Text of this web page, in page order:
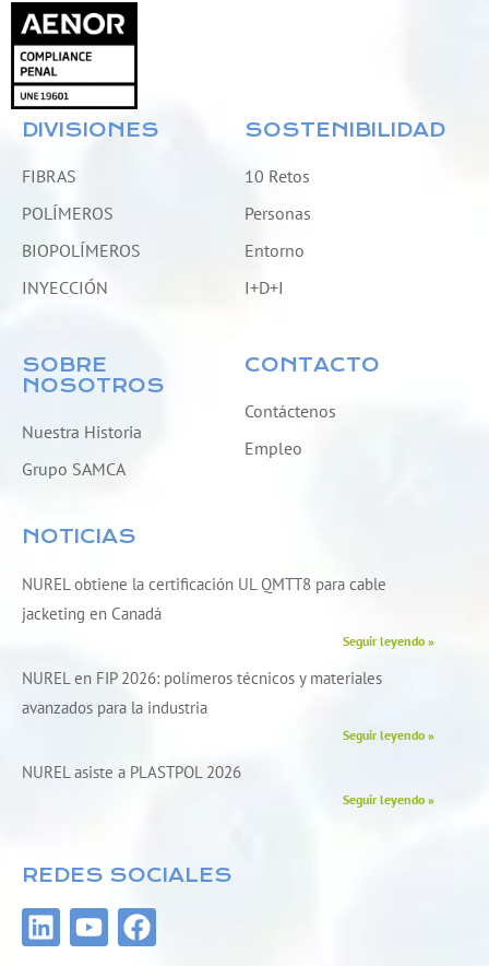
DIVISIONES
FIBRAS
POLÍMEROS
BIOPOLÍMEROS
INYECCIÓN
SOBRE
NOSOTROS
Nuestra Historia
Grupo SAMCA
SOSTENIBILIDAD
10 Retos
Personas
Entorno
I+D+I
CONTACTO
Contáctenos
Empleo
NOTICIAS
NUREL obtiene la certificación UL QMTT8 para cable
jacketing en Canadá
Seguir leyendo »
NUREL en FIP 2026: polímeros técnicos y materiales
avanzados para la industria
Seguir leyendo »
NUREL asiste a PLASTPOL 2026
Seguir leyendo »
REDES SOCIALES
L
i
Y
o
F
a